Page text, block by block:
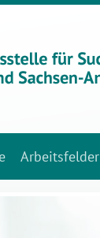
Arbeitsfelder